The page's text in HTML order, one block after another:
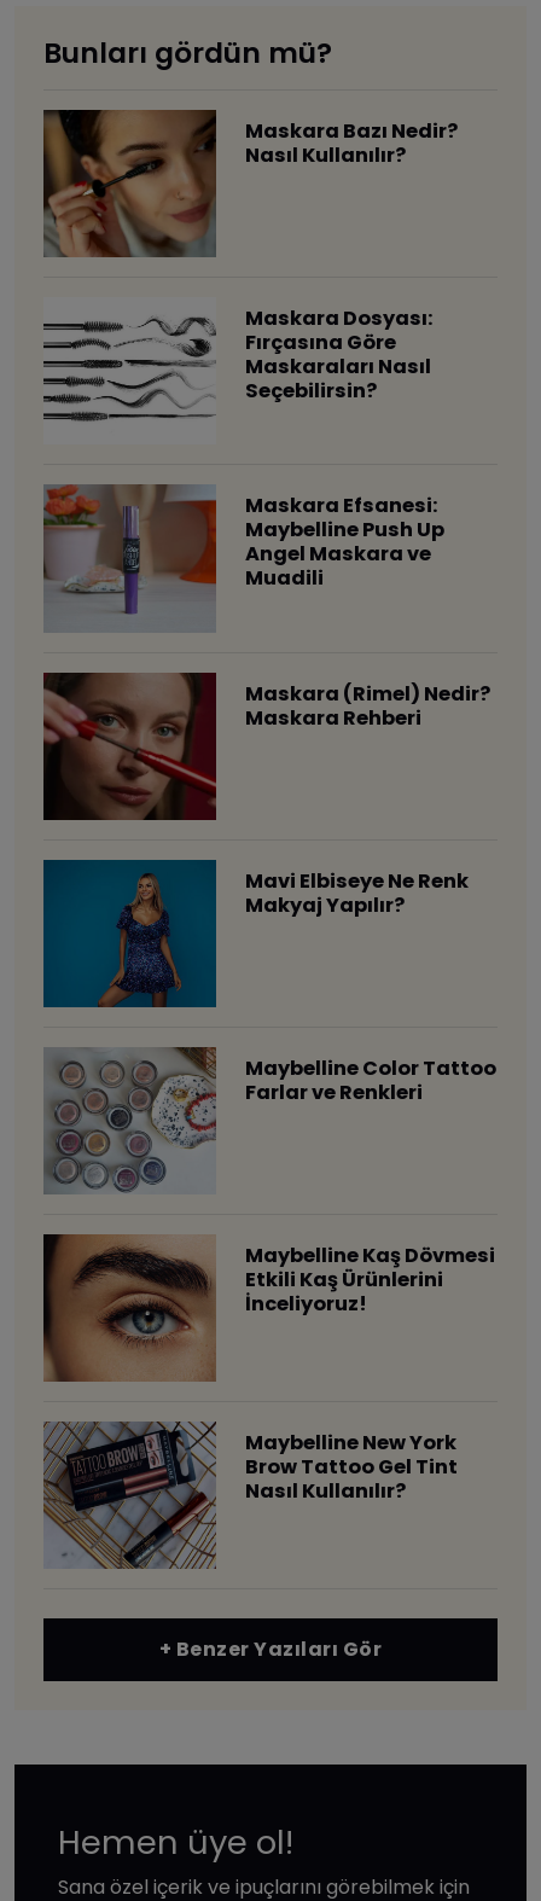
Bunları gördün mü?
Maskara Bazı Nedir?
Nasıl Kullanılır?
Maskara Dosyası:
Fırçasına Göre
Maskaraları Nasıl
Seçebilirsin?
Maskara Efsanesi:
Maybelline Push Up
Angel Maskara ve
Muadili
Maskara (Rimel) Nedir?
Maskara Rehberi
Mavi Elbiseye Ne Renk
Makyaj Yapılır?
Maybelline Color Tattoo
Farlar ve Renkleri
Maybelline Kaş Dövmesi
Etkili Kaş Ürünlerini
İnceliyoruz!
Maybelline New York
Brow Tattoo Gel Tint
Nasıl Kullanılır?
+ Benzer Yazıları Gör
Hemen üye ol!
Sana özel içerik ve ipuçlarını görebilmek için